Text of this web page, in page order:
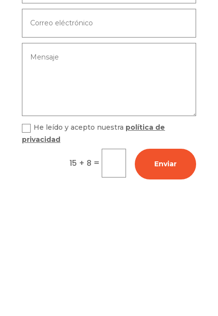
He leído y acepto nuestra política de
privacidad
15 + 8 = Enviar